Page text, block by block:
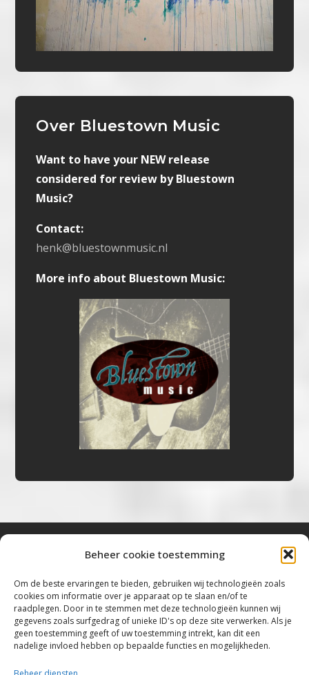
Beheer cookie toestemming
Om de beste ervaringen te bieden, gebruiken wij technologieën zoals
cookies om informatie over je apparaat op te slaan en/of te
raadplegen. Door in te stemmen met deze technologieën kunnen wij
gegevens zoals surfgedrag of unieke ID's op deze site verwerken. Als je
geen toestemming geeft of uw toestemming intrekt, kan dit een
nadelige invloed hebben op bepaalde functies en mogelijkheden.
Over Bluestown Music
Want to have your NEW release
considered for review by Bluestown
Music?
Contact:
henk@bluestownmusic.nl
More info about Bluestown Music:
“Voor de mooiste Blues, Rock, Roots &
Americana”
Copyright 2019 – 2026 Bluestown Music – All